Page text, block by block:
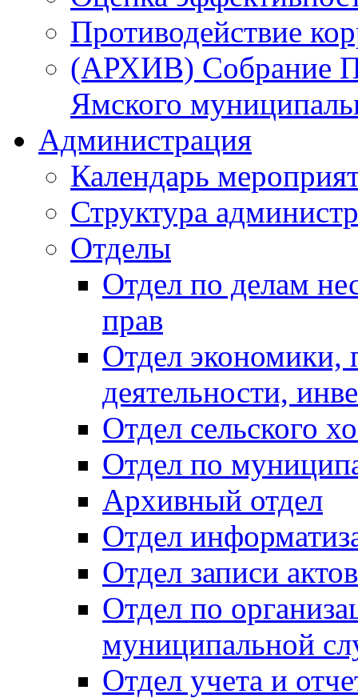
Противодействие
(АРХИВ) Собрание
Ямского
Администрация
Календарь
Структура
Отделы
Отдел по делам
прав
Отдел экономики,
деятельности,
Отдел сельского
Отдел по
Архивный отдел
Отдел
Отдел записи
Отдел по
муниципальной
Отдел учета и